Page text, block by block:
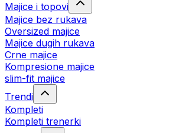
Majice i topovi
Majice bez rukava
Oversized majice
Majice dugih rukava
Crne majice
Kompresione majice
slim-fit majice
Trendi
Kompleti
Kompleti trenerki